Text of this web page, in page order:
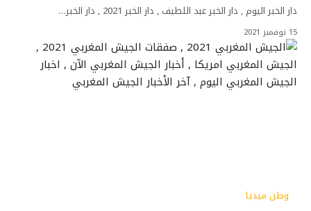
دار الخبر اليوم , دار الخبر عبد اللطيف , دار الخبر 2021 , دار الخبر…
15 نوفمبر 2021
وطن ميديا